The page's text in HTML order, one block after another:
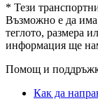
* Тези
Възможно е да
теглото, размера
информация ще
Помощ и
Как да